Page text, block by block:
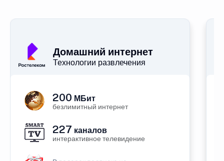
Домашний интернет
Технологии развлечения
200 МБит
безлимитный интернет
227 каналов
интерактивное телевидение